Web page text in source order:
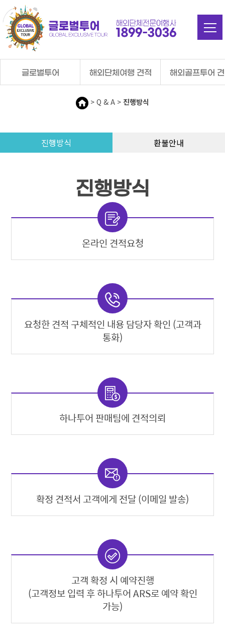
탑메뉴 바로가기
본문 바로가기
글로벌투어 해외단체여행 견적 해외골프투어
> Q & A > 진행방식
진행방식 환불안내
진행방식
온라인 견적요청
요청한 견적 구체적인 내용 담당자 확인 (고객과
통화)
하나투어 판매팀에 견적의뢰
확정 견적서 고객에게 전달 (이메일 발송)
고객 확정 시 예약진행
(고객정보 입력 후 하나투어 ARS로 예약 확인
가능)